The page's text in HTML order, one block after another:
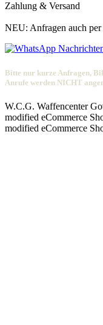
Zahlung & Versand
NEU: Anfragen auch per
Bitte nur kurze Anfragen,
Anrufe werden NICHT
W.C.G. Waffencenter
modified eCommerce
modified eCommerce